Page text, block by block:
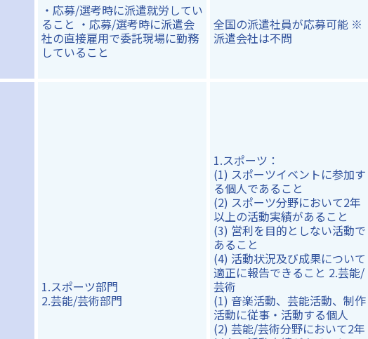
・応募/選考時に派遣就労してい
ること ・応募/選考時に派遣会
社の直接雇用で委託現場に勤務
していること
全国の派遣社員が応募可能 ※
派遣会社は不問
1.スポーツ部門
2.芸能/芸術部門
1.スポーツ：
(1) スポーツイベントに参加す
る個人であること
(2) スポーツ分野において2年
以上の活動実績があること
(3) 営利を目的としない活動で
あること
(4) 活動状況及び成果について
適正に報告できること 2.芸能/
芸術
(1) 音楽活動、芸能活動、制作
活動に従事・活動する個人
(2) 芸能/芸術分野において2年